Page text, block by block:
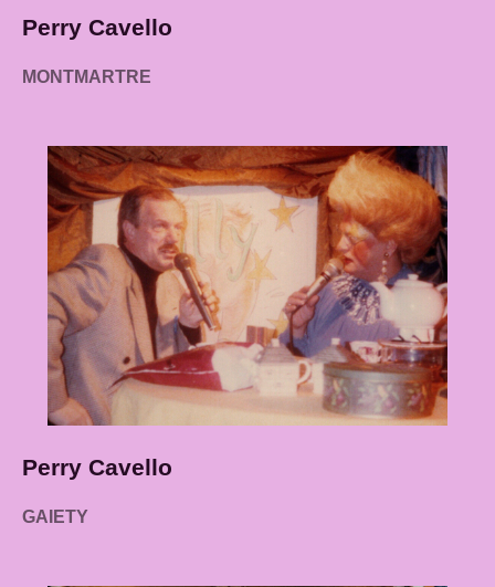
Perry Cavello
MONTMARTRE
Perry Cavello
GAIETY